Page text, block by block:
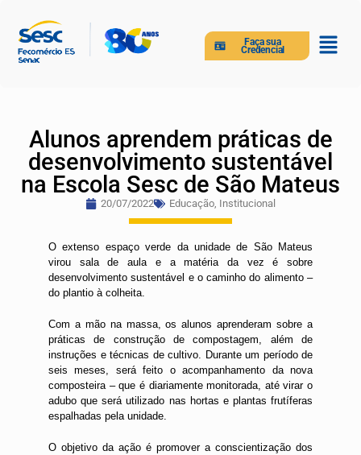
Faça sua
Credencial
Alunos aprendem práticas de
desenvolvimento sustentável
na Escola Sesc de São Mateus
20/07/2022 Educação, Institucional
O extenso espaço verde da unidade de São Mateus
virou sala de aula e a matéria da vez é sobre
desenvolvimento sustentável e o caminho do alimento –
do plantio à colheita.
Com a mão na massa, os alunos aprenderam sobre a
práticas de construção de compostagem, além de
instruções e técnicas de cultivo. Durante um período de
seis meses, será feito o acompanhamento da nova
composteira – que é diariamente monitorada, até virar o
adubo que será utilizado nas hortas e plantas frutíferas
espalhadas pela unidade.
O objetivo da ação é promover a conscientização dos